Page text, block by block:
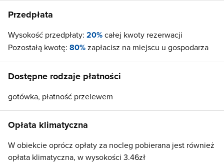
Przedpłata
Wysokość przedpłaty: 20%całej kwoty rezerwacji
Pozostałą kwotę: 80%zapłacisz na miejscu u gospodarza
Dostępne rodzaje płatności
gotówka, płatność przelewem
Opłata klimatyczna
W obiekcie oprócz opłaty za nocleg pobierana jest również
opłata klimatyczna, w wysokości 3.46zł